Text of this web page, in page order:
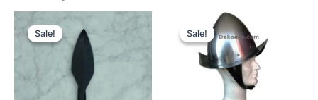
Sale!
Sale! Sale!
Sale!